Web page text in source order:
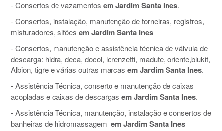
- Consertos de vazamentos em Jardim Santa Ines.
- Consertos, instalação, manutenção de torneiras, registros,
misturadores, sifões em Jardim Santa Ines
- Consertos, manutenção e assistência técnica de válvula de
descarga: hidra, deca, docol, lorenzetti, madute, oriente,blukit,
Albion, tigre e várias outras marcas em Jardim Santa Ines.
- Assistência Técnica, conserto e manutenção de caixas
acopladas e caixas de descargas em Jardim Santa Ines.
- Assistência Técnica, manutenção, instalação e consertos de
banheiras de hidromassagem em Jardim Santa Ines